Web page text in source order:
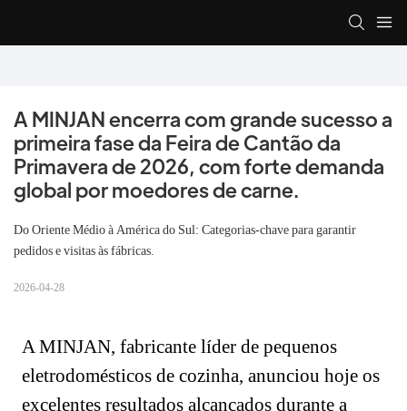
A MINJAN encerra com grande sucesso a
primeira fase da Feira de Cantão da
Primavera de 2026, com forte demanda
global por moedores de carne.
Do Oriente Médio à América do Sul: Categorias-chave para garantir
pedidos e visitas às fábricas.
2026-04-28
A MINJAN, fabricante líder de pequenos
eletrodomésticos de cozinha, anunciou hoje os
excelentes resultados alcançados durante a